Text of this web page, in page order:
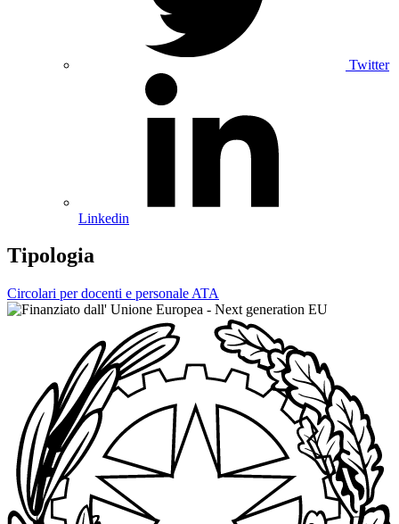
Twitter
Linkedin
Tipologia
Circolari per docenti e personale ATA